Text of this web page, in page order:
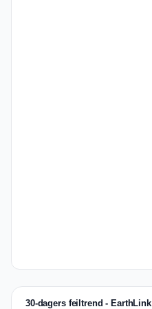
30-dagers feiltrend - EarthLink